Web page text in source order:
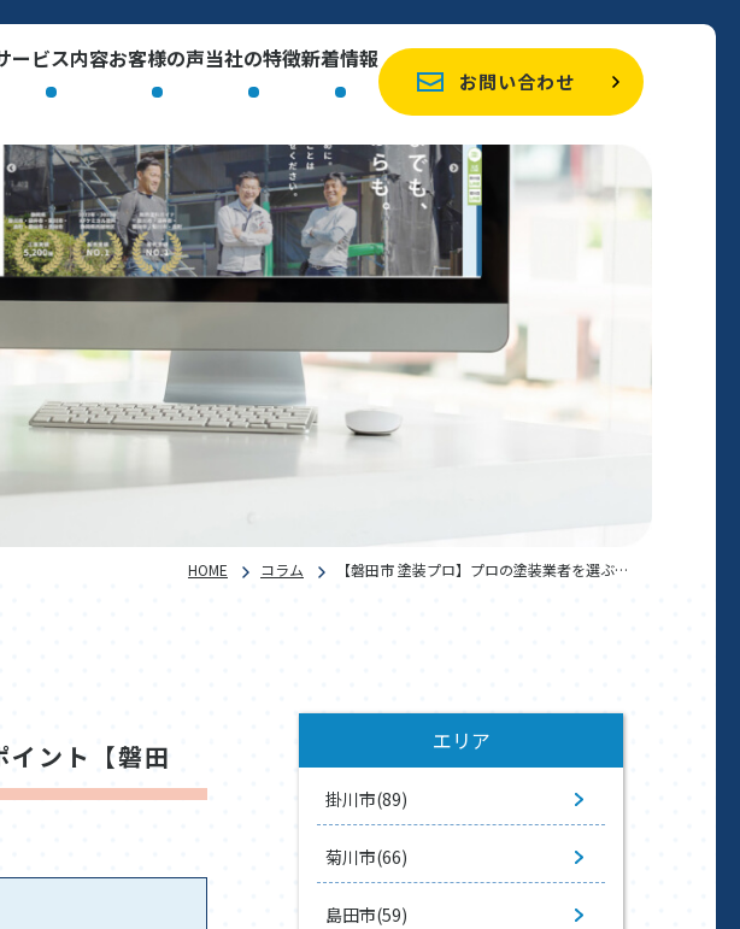
ービス内容お客様の声当社の特徴新着情報
お問い合わせ
HOME コラム 【磐田市 塗装プロ】プロの塗装業者を選ぶ…
イント【磐田 エリア
掛川市(89)
菊川市(66)
島田市(59)